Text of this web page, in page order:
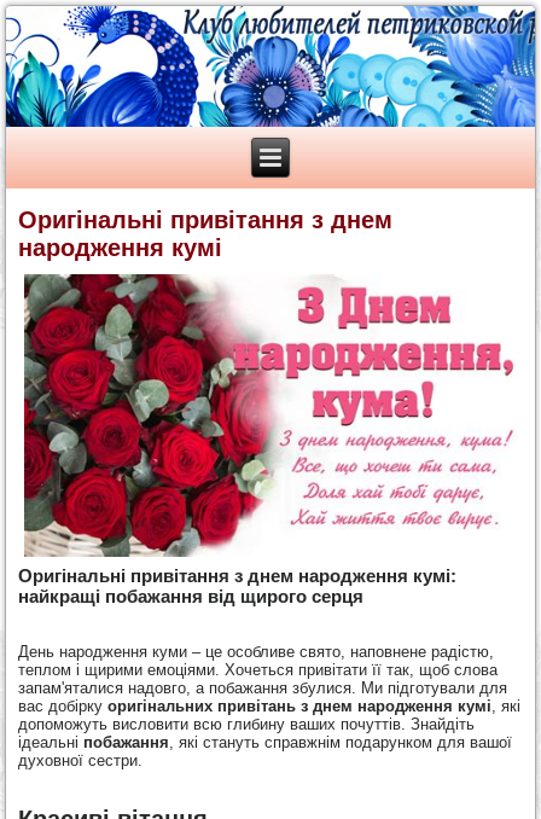
Оригінальні привітання з днем
народження кумі
Оригінальні привітання з днем народження кумі:
найкращі побажання від щирого серця
День народження куми – це особливе свято, наповнене радістю,
теплом і щирими емоціями. Хочеться привітати її так, щоб слова
запам'яталися надовго, а побажання збулися. Ми підготували для
вас добіркуоригінальних привітань з днем народження кумі , які
допоможуть висловити всю глибину ваших почуттів. Знайдіть
ідеальні побажання , які стануть справжнім подарунком для вашої
духовної сестри.